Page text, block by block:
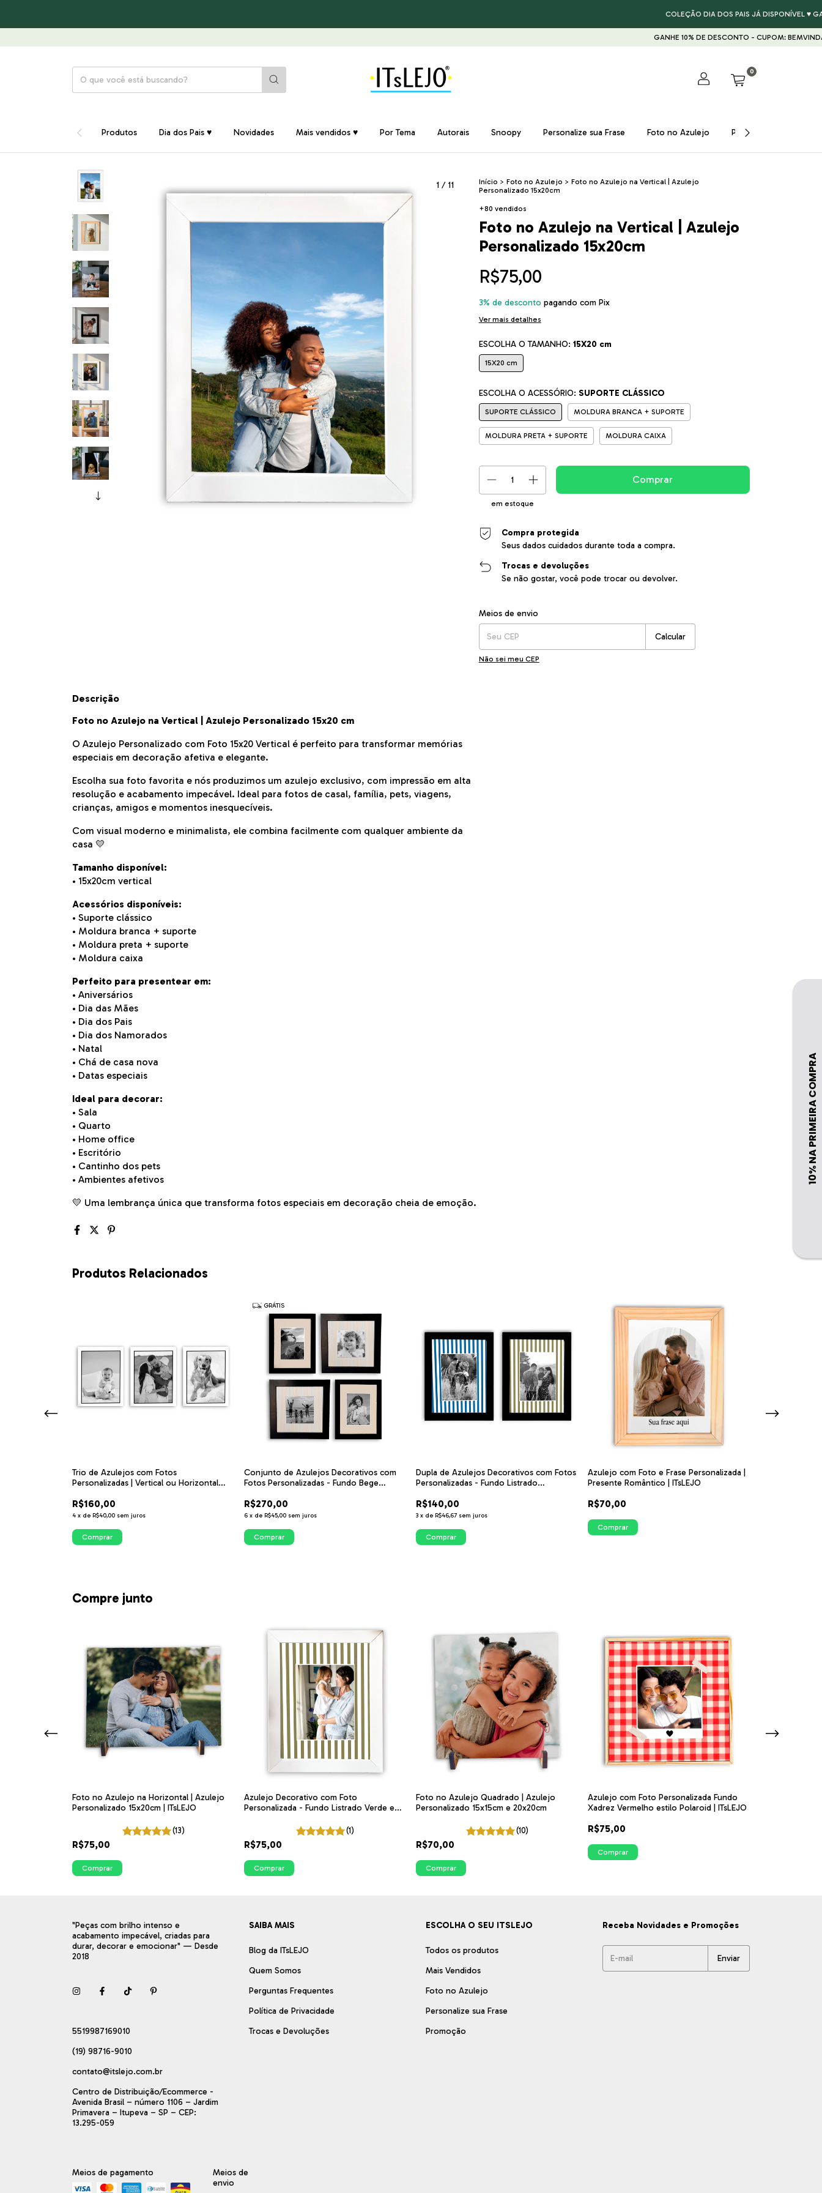
COLEÇÃO DIA DOS PAIS JÁ DISPONÍVEL ♥ GARANTA
GANHE 10% DE DESCONTO - CUPOM: BEMVINDA
0
Produtos Dia dos Pais ♥ Novidades Mais vendidos ♥ Por Tema Autorais Snoopy Personalize sua Frase Foto no Azulejo Presentes ♥
1/ 11 Início > Foto no Azulejo > Foto no Azulejo na Vertical | Azulejo
Personalizado 15x20cm
+80 vendidos
Foto no Azulejo na Vertical | Azulejo
Personalizado 15x20cm
R$75,00
3% de desconto pagando com Pix
Ver mais detalhes
ESCOLHA O TAMANHO: 15X20 cm
15X20 cm
ESCOLHA O ACESSÓRIO: SUPORTE CLÁSSICO
SUPORTE CLÁSSICO MOLDURA BRANCA + SUPORTE
MOLDURA PRETA + SUPORTE MOLDURA CAIXA
em estoque
Compra protegida
Seus dados cuidados durante toda a compra.
Trocas e devoluções
Se não gostar, você pode trocar ou devolver.
Entregas para o CEP:
Meios de envio
Calcular
Não sei meu CEP
Descrição
Foto no Azulejo na Vertical | Azulejo Personalizado 15x20 cm
O Azulejo Personalizado com Foto 15x20 Vertical é perfeito para transformar memórias
especiais em decoração afetiva e elegante.
Escolha sua foto favorita e nós produzimos um azulejo exclusivo, com impressão em alta
resolução e acabamento impecável. Ideal para fotos de casal, família, pets, viagens,
crianças, amigos e momentos inesquecíveis.
Com visual moderno e minimalista, ele combina facilmente com qualquer ambiente da
casa 💛
Tamanho disponível:
• 15x20cm vertical
Acessórios disponíveis:
• Suporte clássico
• Moldura branca + suporte
• Moldura preta + suporte
• Moldura caixa
Perfeito para presentear em:
• Aniversários
• Dia das Mães
• Dia dos Pais
• Dia dos Namorados
• Natal
• Chá de casa nova
• Datas especiais
Ideal para decorar:
• Sala
• Quarto
• Home office
• Escritório
• Cantinho dos pets
• Ambientes afetivos
💛 Uma lembrança única que transforma fotos especiais em decoração cheia de emoção.
Produtos Relacionados
Trio de Azulejos com Fotos
Personalizadas | Vertical ou Horizontal
R$160,00
4 x de R$40,00 sem juros
Comprar
GRÁTIS
Conjunto de Azulejos Decorativos com
Fotos Personalizadas - Fundo Bege
R$270,00
6 x de R$45,00 sem juros
Comprar
Dupla de Azulejos Decorativos com Fotos
Personalizadas - Fundo Listrado
R$140,00
3 x de R$46,67 sem juros
Comprar
Azulejo com Foto e Frase Personalizada |
Presente Romântico | ITsLEJO
R$70,00
Comprar
Compre junto
Foto no Azulejo na Horizontal | Azulejo
Personalizado 15x20cm | ITsLEJO
(13)
R$75,00
Comprar
Azulejo Decorativo com Foto
Personalizada - Fundo Listrado Verde e
(1)
R$75,00
Comprar
Foto no Azulejo Quadrado | Azulejo
Personalizado 15x15cm e 20x20cm
(10)
R$70,00
Comprar
Azulejo com Foto Personalizada Fundo
Xadrez Vermelho estilo Polaroid | ITsLEJO
R$75,00
Comprar
"Peças com brilho intenso e
acabamento impecável, criadas para
durar, decorar e emocionar" — Desde
2018
5519987169010
(19) 98716-9010
contato@itslejo.com.br
Centro de Distribuição/Ecommerce -
Avenida Brasil – número 1106 – Jardim
Primavera – Itupeva – SP – CEP:
13.295-059
SAIBA MAIS
Blog da ITsLEJO
Quem Somos
Perguntas Frequentes
Política de Privacidade
Trocas e Devoluções
ESCOLHA O SEU ITSLEJO
Todos os produtos
Mais Vendidos
Foto no Azulejo
Personalize sua Frase
Promoção
Receba Novidades e Promoções
Meios de pagamento
Meios de
envio